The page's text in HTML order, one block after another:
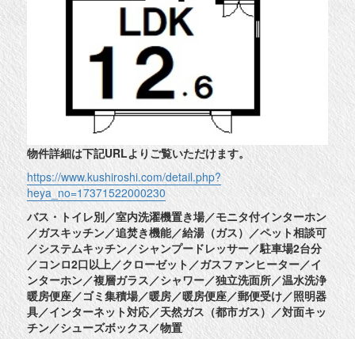
物件詳細は下記URLよりご覧いただけます。
https://www.kushiroshi.com/detail.php?
heya_no=17371522000230
バス・トイレ別／室内洗濯機置き場／モニタ付インターホン
／ガスキッチン／追焚き機能／給湯（ガス）／ペット相談可
／システムキッチン／シャンプードレッサー／駐車場2台分
／コンロ2口以上／クローゼット／ガスファンヒーター／イ
ンターホン／複層ガラス／シャワー／独立洗面所／温水洗浄
暖房便座／ゴミ集積場／暖房／暖房便座／郵便受け／照明器
具／インターネット対応／天然ガス（都市ガス）／対面キッ
チン／シューズボックス／物置